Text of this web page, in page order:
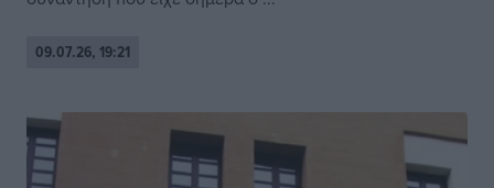
09.07.26, 19:21